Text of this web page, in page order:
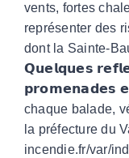
vents, fortes
représenter des
dont la Sainte-
𝗤𝘂𝗲𝗹𝗾𝘂𝗲𝘀
𝗽𝗿𝗼𝗺𝗲𝗻𝗮𝗱𝗲𝘀
chaque balade,
la préfecture du
incendie.fr/var/